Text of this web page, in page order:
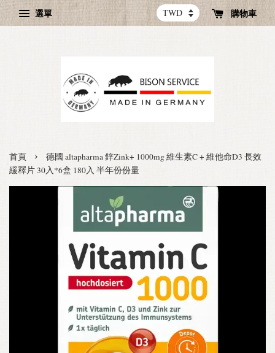
選單 購物車
首頁 ›
德國 altapharma 鋅Zink+ 1000mg 維生素C + 維他命D3 長效
緩釋片 30入*6盒 180入 半年份份量